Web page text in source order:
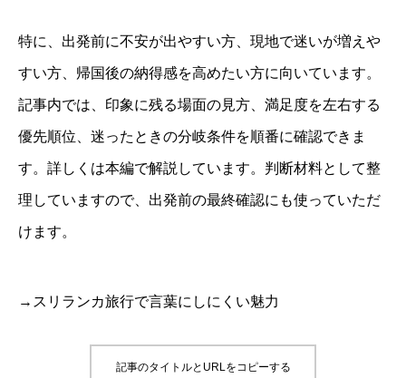
特に、出発前に不安が出やすい方、現地で迷いが増えや
すい方、帰国後の納得感を高めたい方に向いています。
記事内では、印象に残る場面の見方、満足度を左右する
優先順位、迷ったときの分岐条件を順番に確認できま
す。詳しくは本編で解説しています。判断材料として整
理していますので、出発前の最終確認にも使っていただ
けます。
→スリランカ旅行で言葉にしにくい魅力
記事のタイトルとURLをコピーする